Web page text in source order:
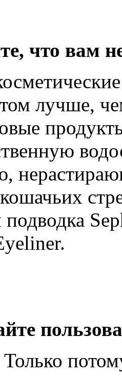
что вам
лучше,
подводка
Только